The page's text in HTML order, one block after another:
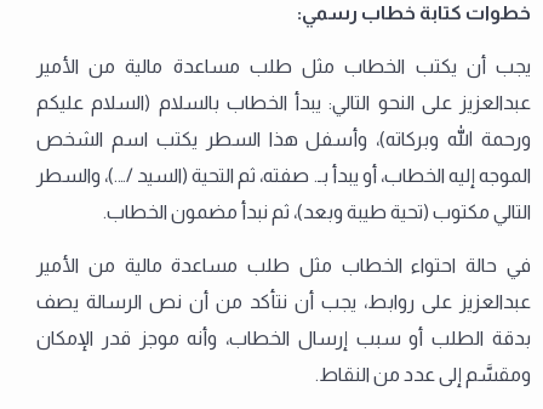
خطوات كتابة خطاب رسمي:
يجب أن يكتب الخطاب مثل طلب مساعدة مالية من الأمير
عبدالعزيز على النحو التالي: يبدأ الخطاب بالسلام (السلام عليكم
ورحمة الله وبركاته)، وأسفل هذا السطر يكتب اسم الشخص
الموجه إليه الخطاب، أو يبدأ بـ. صفته، ثم التحية (السيد /….)، والسطر
التالي مكتوب (تحية طيبة وبعد)، ثم نبدأ مضمون الخطاب.
في حالة احتواء الخطاب مثل طلب مساعدة مالية من الأمير
عبدالعزيز على روابط، يجب أن نتأكد من أن نص الرسالة يصف
بدقة الطلب أو سبب إرسال الخطاب، وأنه موجز قدر الإمكان
ومقسَّم إلى عدد من النقاط.